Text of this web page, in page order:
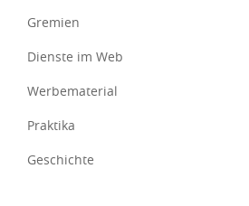
Gremien
Dienste im Web
Werbematerial
Praktika
Geschichte